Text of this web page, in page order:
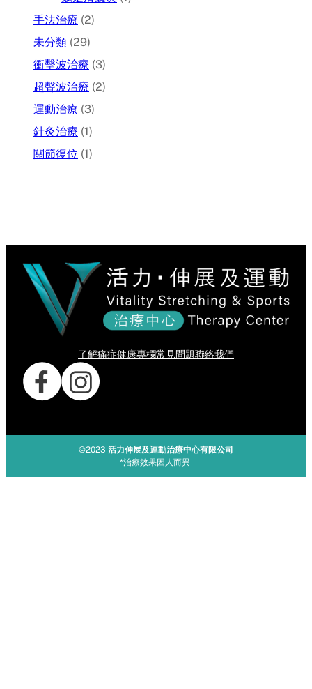
手法治療 (2)
未分類 (29)
衝擊波治療 (3)
超聲波治療 (2)
運動治療 (3)
針灸治療 (1)
關節復位 (1)
了解痛症健康專欄常見問題聯絡我們
©2023 活力伸展及運動治療中心有限公司
*治療效果因人而異